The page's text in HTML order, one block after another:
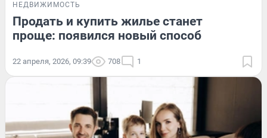
НЕДВИЖИМОСТЬ
Продать и купить жилье станет
проще: появился новый способ
22 апреля, 2026, 09:39 708 1